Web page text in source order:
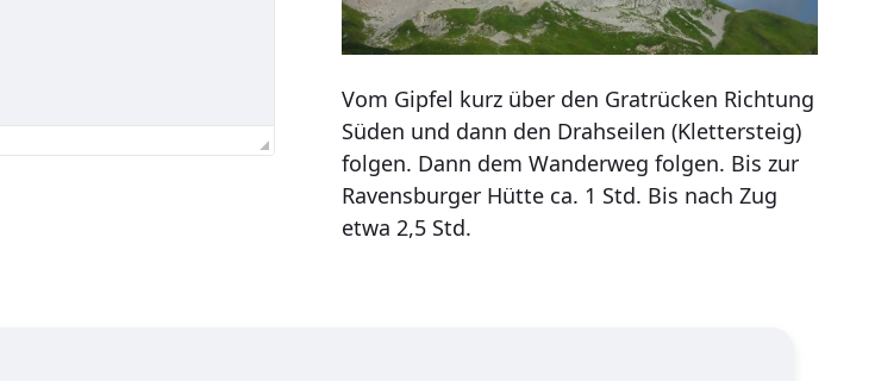
Vom Gipfel kurz über den Gratrücken Richtung
Süden und dann den Drahseilen (Klettersteig)
folgen. Dann dem Wanderweg folgen. Bis zur
Ravensburger Hütte ca. 1 Std. Bis nach Zug
etwa 2,5 Std.